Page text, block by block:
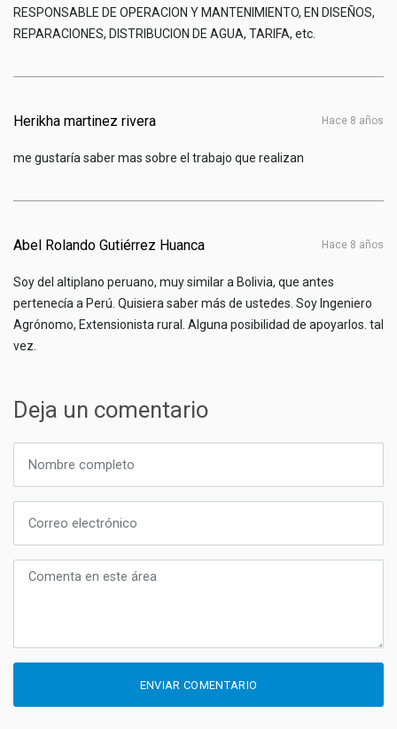
RESPONSABLE DE OPERACION Y MANTENIMIENTO, EN DISEÑOS,
REPARACIONES, DISTRIBUCION DE AGUA, TARIFA, etc.
hace 8 años
Herikha martinez rivera
me gustaría saber mas sobre el trabajo que realizan
hace 8 años
Abel Rolando Gutiérrez Huanca
Soy del altiplano peruano, muy similar a Bolivia, que antes
pertenecía a Perú. Quisiera saber más de ustedes. Soy Ingeniero
Agrónomo, Extensionista rural. Alguna posibilidad de apoyarlos. tal
vez.
Deja un comentario
ENVIAR COMENTARIO